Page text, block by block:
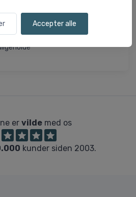
Accepter alle
polyester
og hætte
områder
er vildemed os
kunder siden 2003.